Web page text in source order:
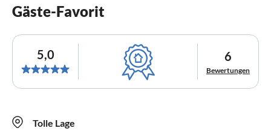
Gäste-Favorit
5,0 6
Bewertungen
Tolle Lage